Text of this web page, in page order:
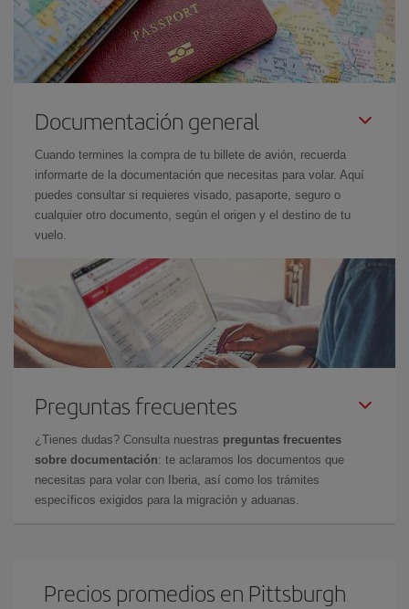
Documentación general
Cuando termines la compra de tu billete de avión, recuerda
informarte de la documentación que necesitas para volar. Aquí
puedes consultar si requieres visado, pasaporte, seguro o
cualquier otro documento, según el origen y el destino de tu
vuelo.
Preguntas frecuentes
¿Tienes dudas? Consulta nuestras preguntas frecuentes
sobre documentación: te aclaramos los documentos que
necesitas para volar con Iberia, así como los trámites
específicos exigidos para la migración y aduanas.
Precios promedios en Pittsburgh